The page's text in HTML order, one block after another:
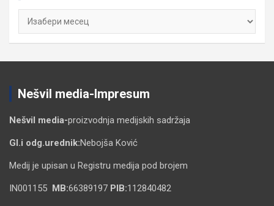
Архиве
Nešvil media-Impresum
Nešvil media-proizvodnja medijskih sadržaja
Gl.i odg.urednik:Nebojša Ković
Medij je upisan u Registru medija pod brojem
IN001155 MB:66389197 PIB:112840482